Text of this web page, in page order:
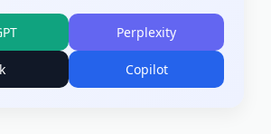
Perplexity
Copilot